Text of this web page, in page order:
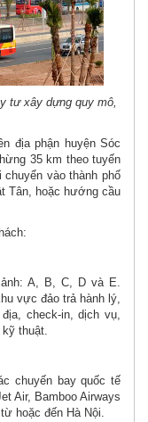
tư xây dựng quy mô,
địa phận huyện Sóc
35 km theo tuyến
vào thành phố
Tân, hoặc hướng cầu
A, B, C, D và E.
vực đảo trả hành lý,
check-in, dịch vụ,
thuật.
chuyến bay quốc tế
Air, Bamboo Airways
hoặc đến Hà Nội.